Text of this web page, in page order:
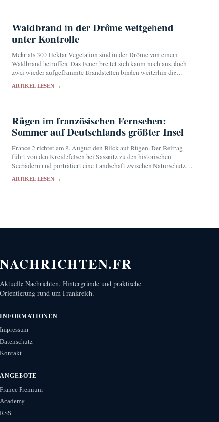
Waldbrand in der Drôme weitgehend
unter Kontrolle
Mehr als 300 Hektar Vegetation sind in der Drôme von einem
Waldbrand betroffen. Das Feuer breitet sich kaum noch aus, doch
zwei wieder aufgeflammte Brandstellen binden weiterhin die
ARTIKEL LESEN →
Rügen im französischen Fernsehen:
Sommer auf Deutschlands größter Insel
France 2 richtet am 8. August den Blick auf Rügen. Der Beitrag
führt von den Kreidefelsen bei Sassnitz zu den historischen
Seebädern und porträtiert eine Landschaft zwischen Naturschutz
ARTIKEL LESEN →
NACHRICHTEN.FR
Aktuelle Nachrichten, Hintergründe und praktische
Orientierung rund um Frankreich.
INFORMATIONEN
Impressum
Datenschutz
Kontakt
ANGEBOTE
France Premium
Academy
RSS